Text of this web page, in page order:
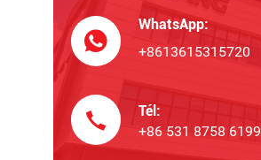
WhatsApp:
+8613615315720
Tél:
+86 531 8758 6199